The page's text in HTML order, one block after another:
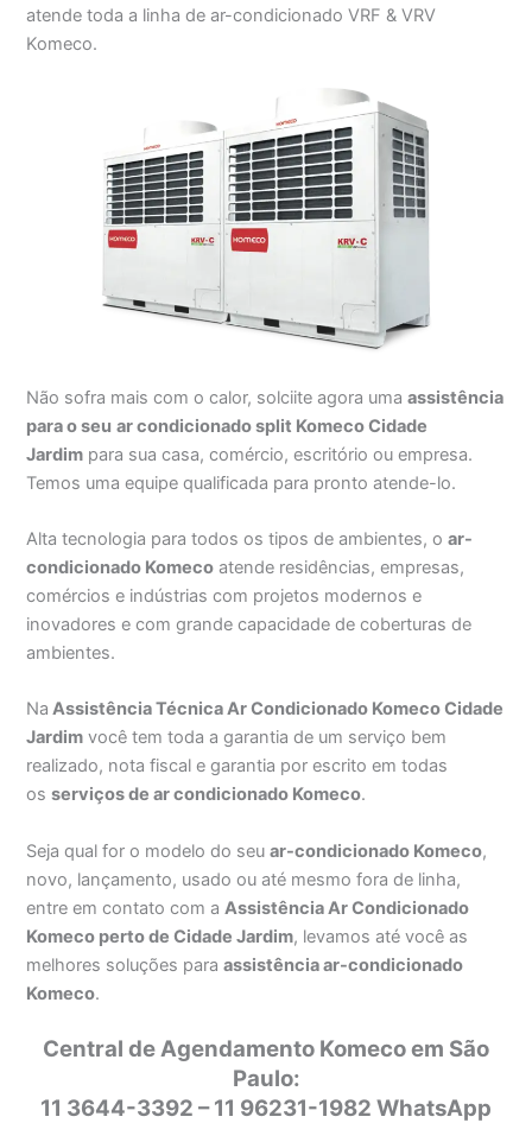
atende toda a linha de ar-condicionado VRF & VRV
Komeco.
Não sofra mais com o calor, solciite agora umaassistência
para o seu ar condicionado split Komeco Cidade
Jardim para sua casa, comércio, escritório ou empresa.
Temos uma equipe qualificada para pronto atende-lo.
Alta tecnologia para todos os tipos de ambientes, oar-
condicionado Komeco atende residências, empresas,
comércios e indústrias com projetos modernos e
inovadores e com grande capacidade de coberturas de
ambientes.
Na Assistência Técnica Ar Condicionado Komeco Cidade
Jardim você tem toda a garantia de um serviço bem
realizado, nota fiscal e garantia por escrito em todas
osserviços de ar condicionado Komeco.
Seja qual for o modelo do seuar-condicionado Komeco,
novo, lançamento, usado ou até mesmo fora de linha,
entre em contato com a Assistência Ar Condicionado
Komeco perto de Cidade Jardim, levamos até você as
melhores soluções paraassistência ar-condicionado
Komeco.
Central de Agendamento Komeco em São
Paulo:
11 3644-3392 – 11 96231-1982 WhatsApp